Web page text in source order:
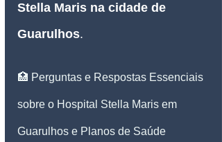
Stella Maris na cidade de
Guarulhos.
🏥 Perguntas e Respostas Essenciais
sobre o Hospital Stella Maris em
Guarulhos e Planos de Saúde